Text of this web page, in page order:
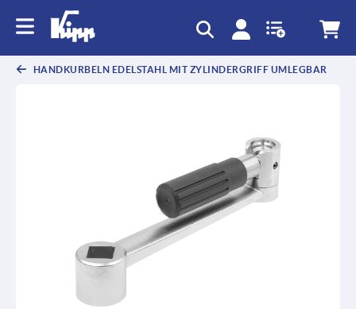
HANDKURBELN EDELSTAHL MIT ZYLINDERGRIFF UMLEGBAR